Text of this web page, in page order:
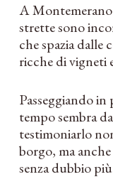
A Montemerano
strette sono
che spazia dalle
ricche di vigneti
Passeggiando in
tempo sembra
testimoniarlo
borgo, ma
senza dubbio